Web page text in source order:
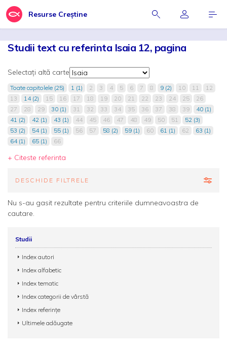
Resurse Creștine
Studii text cu referinta Isaia 12, pagina
Selectați altă carte
Toate capitolele (25) 1 (1) 2 3 4 5 6 7 8 9 (2) 10 11
12
13
14 (2) 15 16 17 18 19 20 21 22 23 24 25
26
27
28 29 30 (1) 31 32 33 34 35 36 37 38 39
40 (1)
41 (2)
42 (1) 43 (1) 44 45 46 47 48 49 50 51
52 (3)
53 (2)
54 (1) 55 (1) 56 57 58 (2) 59 (1) 60 61 (1) 62
63 (1)
64 (1)
65 (1) 66
+ Citeste referinta
DESCHIDE FILTRELE
Nu s-au gasit rezultate pentru criteriile dumneavoastra de
cautare.
Studii
Index autori
Index alfabetic
Index tematic
Index categorii de vârstă
Index referințe
Ultimele adăugate